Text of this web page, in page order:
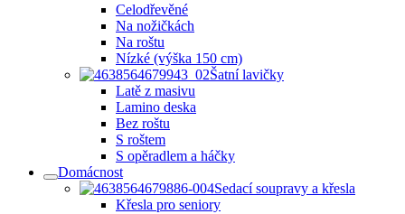
Celodřevěné
Na nožičkách
Na roštu
Nízké (výška 150 cm)
Šatní lavičky
Latě z masivu
Lamino deska
Bez roštu
S roštem
S opěradlem a háčky
Domácnost
Sedací soupravy a křesla
Křesla pro seniory